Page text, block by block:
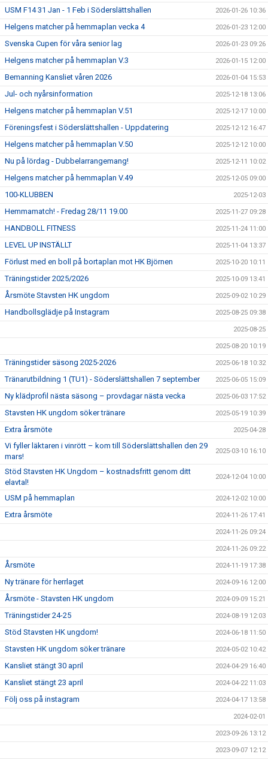
USM F14 31 Jan - 1 Feb i Söderslättshallen 2026-01-26 10:36
Helgens matcher på hemmaplan vecka 4 2026-01-23 12:00
Svenska Cupen för våra senior lag 2026-01-23 09:26
Helgens matcher på hemmaplan V.3 2026-01-15 12:00
Bemanning Kansliet våren 2026 2026-01-04 15:53
Jul- och nyårsinformation 2025-12-18 13:06
Helgens matcher på hemmaplan V.51 2025-12-17 10:00
Föreningsfest i Söderslättshallen - Uppdatering 2025-12-12 16:47
Helgens matcher på hemmaplan V.50 2025-12-12 10:00
Nu på lördag - Dubbelarrangemang! 2025-12-11 10:02
Helgens matcher på hemmaplan V.49 2025-12-05 09:00
100-KLUBBEN 2025-12-03
Hemmamatch! - Fredag 28/11 19.00 2025-11-27 09:28
HANDBOLL FITNESS 2025-11-24 11:00
LEVEL UP INSTÄLLT 2025-11-04 13:37
Förlust med en boll på bortaplan mot HK Björnen 2025-10-20 10:11
Träningstider 2025/2026 2025-10-09 13:41
Årsmöte Stavsten HK ungdom 2025-09-02 10:29
Handbollsglädje på Instagram 2025-08-25 09:38
2025-08-25
2025-08-20 10:19
Träningstider säsong 2025-2026 2025-06-18 10:32
Tränarutbildning 1 (TU1) - Söderslättshallen 7 september 2025-06-05 15:09
Ny klädprofil nästa säsong – provdagar nästa vecka 2025-06-03 17:52
Stavsten HK ungdom söker tränare 2025-05-19 10:39
Extra årsmöte 2025-04-28
Vi fyller läktaren i vinrött – kom till Söderslättshallen den 29
mars!
2025-03-10 16:10
Stöd Stavsten HK Ungdom – kostnadsfritt genom ditt
elavtal!
2024-12-04 10:00
USM på hemmaplan 2024-12-02 10:00
Extra årsmöte 2024-11-26 17:41
2024-11-26 09:24
2024-11-26 09:22
Årsmöte 2024-11-19 17:38
Ny tränare för herrlaget 2024-09-16 12:00
Årsmöte - Stavsten HK ungdom 2024-09-09 15:21
Träningstider 24-25 2024-08-19 12:03
Stöd Stavsten HK ungdom! 2024-06-18 11:50
Stavsten HK ungdom söker tränare 2024-05-02 10:42
Kansliet stängt 30 april 2024-04-29 16:40
Kansliet stängt 23 april 2024-04-22 11:03
Följ oss på instagram 2024-04-17 13:58
2024-02-01
2023-09-26 13:12
2023-09-07 12:12